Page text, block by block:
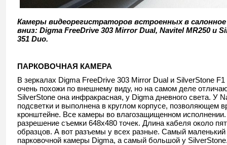
Камеры видеорегистраторов встроенных в салонное
вниз: Digma FreeDrive 303 Mirror Dual, Navitel MR250 и
351 Duo.
ПАРКОВОЧНАЯ КАМЕРА
В зеркалах Digma FreeDrive 303 Mirror Dual и SilverStone
очень похожи по внешнему виду, но на самом деле
SilverStone она инфракрасная, у Digma дневного света. У
подсветки и выполнена в круглом корпусе, позволяющем
кронштейне. Все камеры во влагозащищенном
разрешение съемки 648x480 точек. Длина кабеля около
образцов. А вот разъемы у всех разные. Самый маленький
парковочной камеры Digma, а самый большой у